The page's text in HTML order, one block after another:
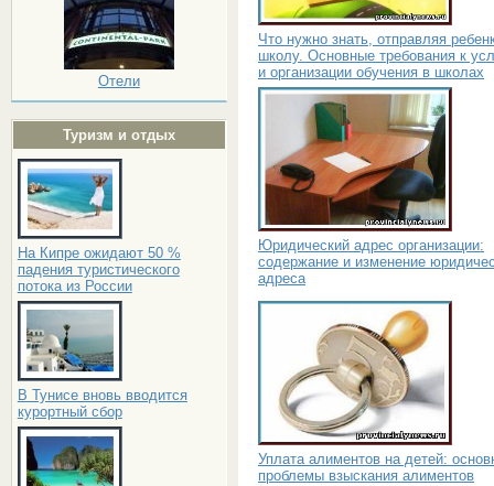
Отели
Туризм и отдых
На Кипре ожидают 50 %
падения туристического
потока из России
В Тунисе вновь вводится
курортный сбор
Что нужно знать, отправляя
школу. Основные требования к
и организации обучения в школах
Юридический адрес организации:
содержание и изменение
адреса
Уплата алиментов на детей:
проблемы взыскания алиментов